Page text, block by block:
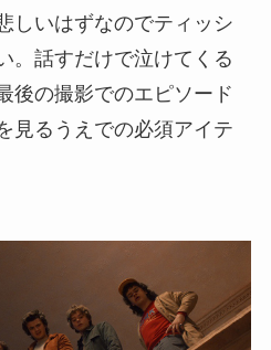
しいはずなのでティッシ
。話すだけで泣けてくる
後の撮影でのエピソード
見るうえでの必須アイテ